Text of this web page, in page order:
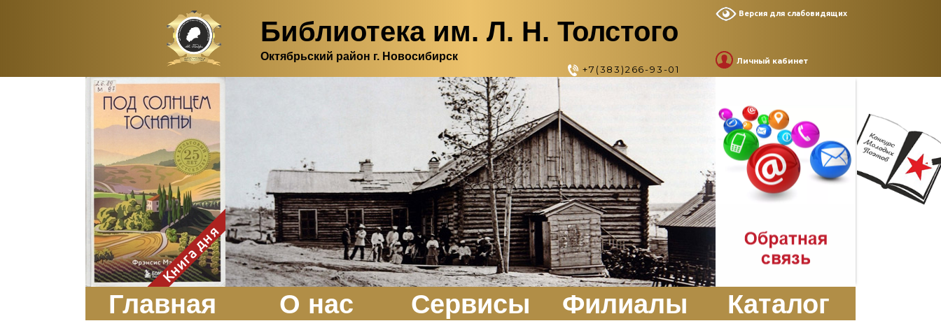
Библиотека им. Л. Н. Толстого
Октябрьский район г. Новосибирск
+7(383)266-93-01
Версия для слабовидящих
Личный кабинет
Здесь, в своем
итальянском доме, я вновь
испытала первичную
радость единения с
природой. Дом открыт
для бабочек, стрекоз, пчёл
или всех, кто пожелает
влететь в одно окно и
вылететь из другого. Едим
мы почти всегда во
дворе. Во мне настолько
возродился здравый
смысл моей матери -
умение наслаждаться
настоящим и не спешить, -
что даже нашлось время
отполировать до блеска
оконное стекло.
ЗаказатьКнига дня
Главная О нас Сервисы Филиалы Каталог